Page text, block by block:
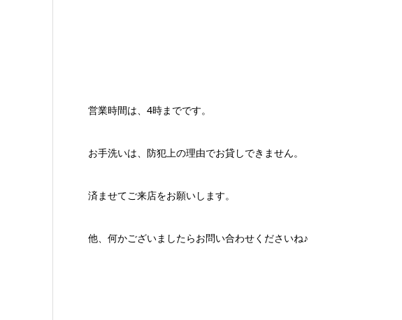
営業時間は、4時までです。
お手洗いは、防犯上の理由でお貸しできません。
済ませてご来店をお願いします。
他、何かございましたらお問い合わせくださいね♪